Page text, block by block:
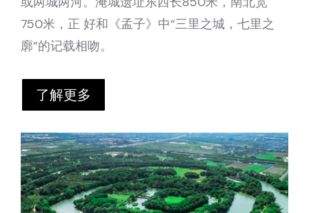
750米，正 好和《孟子》中“三里之城，七里之
廓”的记载相吻。
了解更多